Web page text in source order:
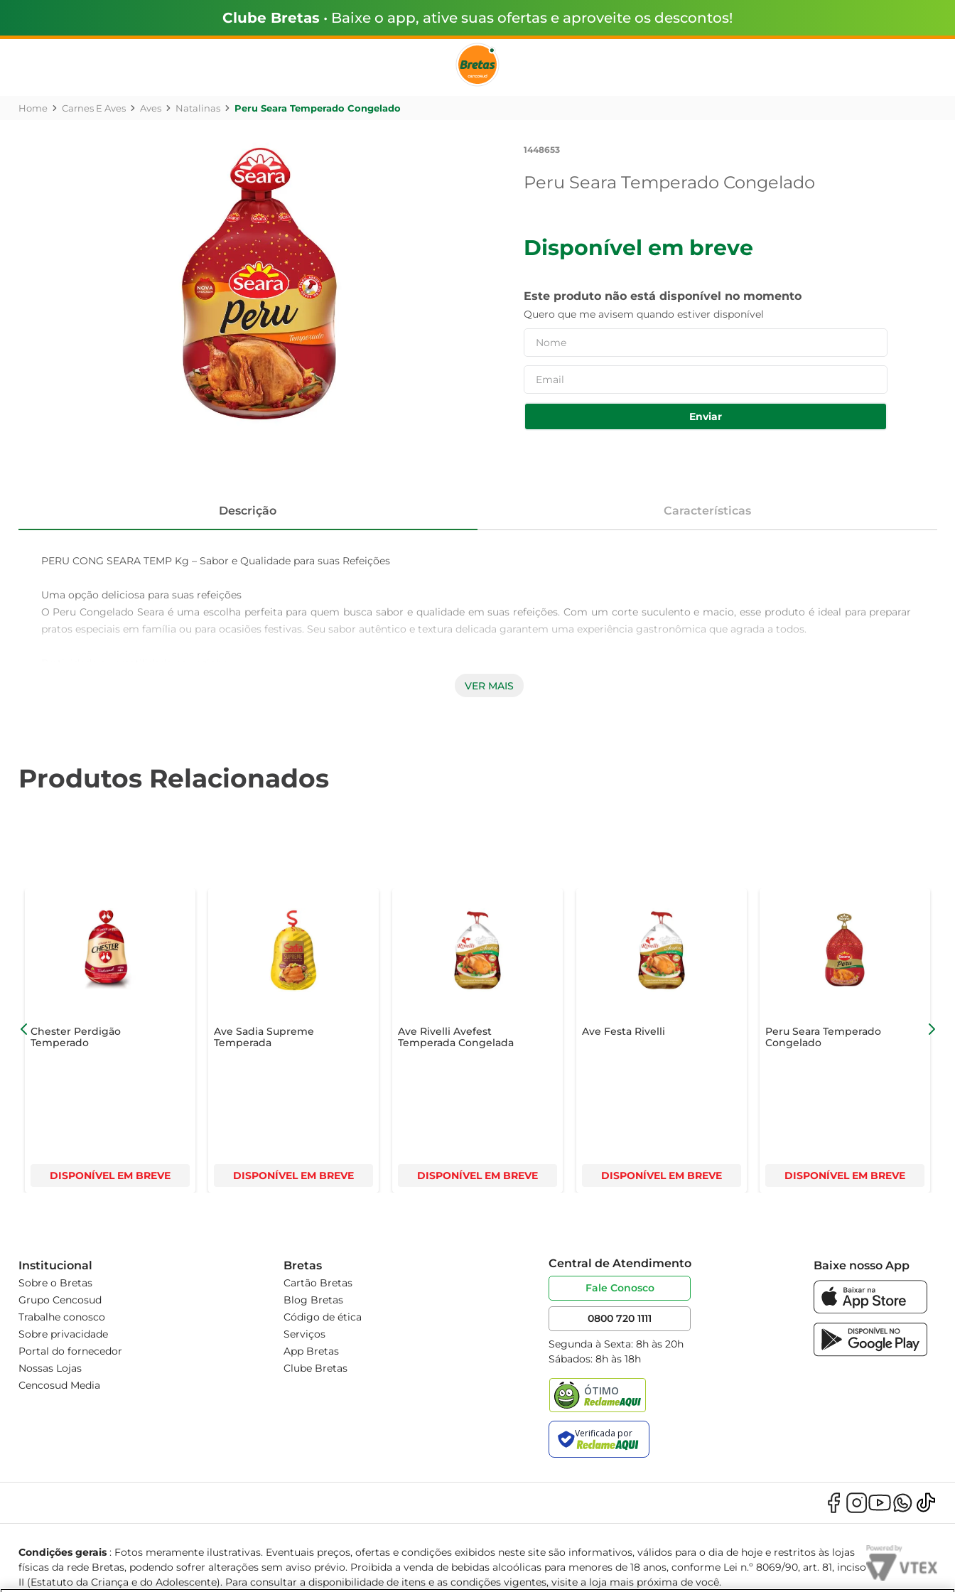
Clube Bretas • Baixe o app, ative suas ofertas e aproveite os descontos!
Carnes E Aves Aves Natalinas Peru Seara Temperado Congelado
1448653
Peru Seara Temperado Congelado
Disponível em breve
Este produto não está disponível no momento
Quero que me avisem quando estiver disponível
Enviar
Descrição Características
PERU CONG SEARA TEMP Kg – Sabor e Qualidade para suas Refeições
Uma opção deliciosa para suas refeições
O Peru Congelado Seara é uma escolha perfeita para quem busca sabor e qualidade em suas refeições. Com um corte suculento e macio, esse produto é ideal para preparar
pratos especiais em família ou para ocasiões festivas. Seu sabor autêntico e textura delicada garantem uma experiência gastronômica que agrada a todos.
Esse peru é extremamente versátil e pode ser preparado de diversas maneiras, seja assado, grelhado ou cozido. Sua embalagem prática facilita o armazenamento e o
A Seara é reconhecida por seu compromisso com a qualidade e a segurança alimentar. O Peru Congelado Seara é cuidadosamente selecionado e processado, garantindo que
você receba um produto fresco e saboroso. A marca se destaca por seguir rigorosos padrões de controle, proporcionando confiança e tranquilidade na hora de servir.
Para realçar o sabor do Peru Congelado Seara, experimente temperá-lo com ervas frescas, alho e limão antes de assar. Essa combinação traz um toque especial e aromático ao
prato. Além disso, o uso de acompanhamentos como farofa, arroz e saladas complementa perfeitamente a refeição, tornando-a ainda mais saborosa e nutritiva.
VER MAIS
Produtos Relacionados
Chester Perdigão
Temperado
DISPONÍVEL EM BREVE
Ave Sadia Supreme
Temperada
DISPONÍVEL EM BREVE
Ave Rivelli Avefest
Temperada Congelada
DISPONÍVEL EM BREVE
Ave Festa Rivelli
DISPONÍVEL EM BREVE
Peru Seara Temperado
Congelado
DISPONÍVEL EM BREVE
Institucional
Sobre o Bretas
Grupo Cencosud
Trabalhe conosco
Sobre privacidade
Portal do fornecedor
Nossas Lojas
Cencosud Media
Bretas
Cartão Bretas
Blog Bretas
Código de ética
Serviços
App Bretas
Clube Bretas
Central de Atendimento
Fale Conosco
0800 720 1111
Segunda à Sexta: 8h às 20h
Sábados: 8h às 18h
Baixe nosso App
Condições gerais: Fotos meramente ilustrativas. Eventuais preços, ofertas e condições exibidos neste site são informativos, válidos para o dia de hoje e restritos às lojas
físicas da rede Bretas, podendo sofrer alterações sem aviso prévio. Proibida a venda de bebidas alcoólicas para menores de 18 anos, conforme Lei n.º 8069/90, art. 81, inciso
II (Estatuto da Criança e do Adolescente). Para consultar a disponibilidade de itens e as condições vigentes, visite a loja mais próxima de você.